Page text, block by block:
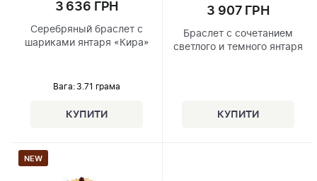
3 636 ГРН
Серебряный браслет с
шариками янтаря «Кира»
Вага: 3.71 грама
3 907 ГРН
Браслет с сочетанием
светлого и темного янтаря
NEW